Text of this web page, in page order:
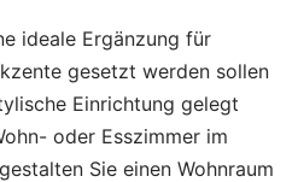
ideale Ergänzung für
gesetzt werden sollen
Einrichtung gelegt
oder Esszimmer im
Sie einen Wohnraum